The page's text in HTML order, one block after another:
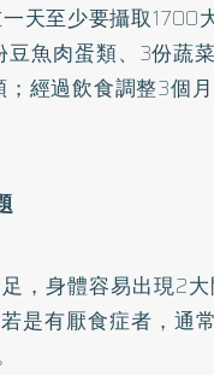
天至少要攝取1700
豆魚肉蛋類、3份蔬
經過飲食調整3個
，身體容易出現2
是有厭食症者，通